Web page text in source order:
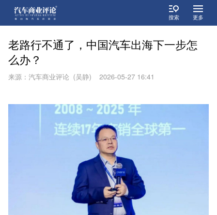
搜索 更多
老路行不通了，中国汽车出海下一步怎
么办？
来源：汽车商业评论 (吴静) 2026-05-27 16:41